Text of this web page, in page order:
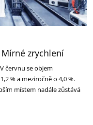
zrychlení
červnu se objem
% a meziročně o 4,0 %.
místem nadále zůstává